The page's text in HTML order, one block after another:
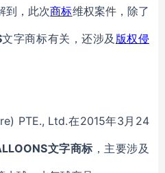
到 ， 此次商标维权案件，除了
文字商标有关，还涉及 版权侵
PTE., Ltd.在2015年3月24
文字商标，主要涉及